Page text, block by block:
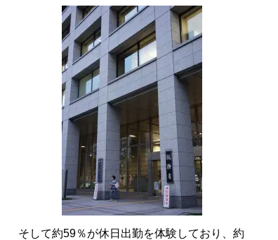
そして約59％が休日出勤を体験しており、約